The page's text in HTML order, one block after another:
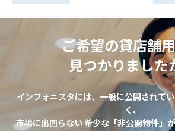
ご希望の貸店舗
見つかりました
インフォニスタには、一般に公開されて
く、
市場に出回らない 希少な「非公開物件」